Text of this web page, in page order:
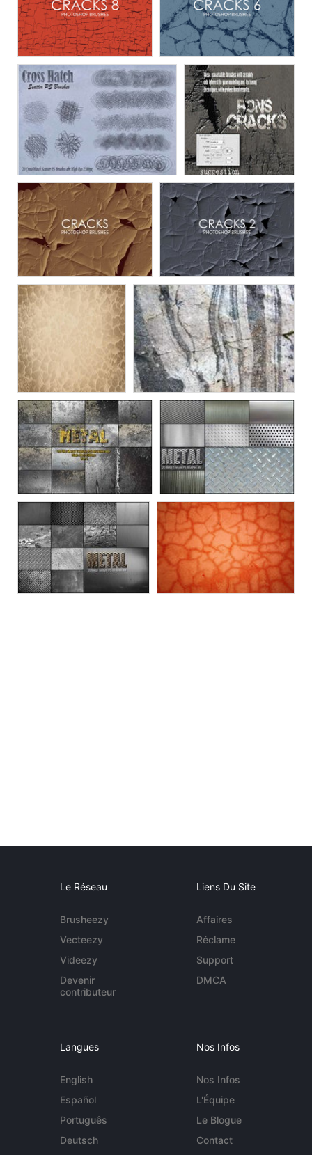
Le Réseau
Brusheezy
Vecteezy
Videezy
Devenir
contributeur
Liens Du Site
Affaires
Réclame
Support
DMCA
Langues
English
Español
Português
Deutsch
Nos Infos
Nos Infos
L'Équipe
Le Blogue
Contact